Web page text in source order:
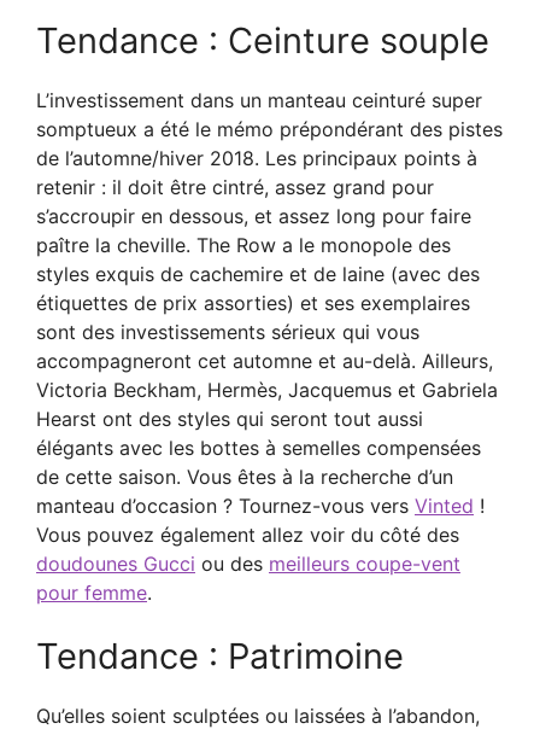
Tendance : Ceinture souple
L’investissement dans un manteau ceinturé super
somptueux a été le mémo prépondérant des pistes
de l’automne/hiver 2018. Les principaux points à
retenir : il doit être cintré, assez grand pour
s’accroupir en dessous, et assez long pour faire
paître la cheville. The Row a le monopole des
styles exquis de cachemire et de laine (avec des
étiquettes de prix assorties) et ses exemplaires
sont des investissements sérieux qui vous
accompagneront cet automne et au-delà. Ailleurs,
Victoria Beckham, Hermès, Jacquemus et Gabriela
Hearst ont des styles qui seront tout aussi
élégants avec les bottes à semelles compensées
de cette saison. Vous êtes à la recherche d’un
manteau d’occasion ? Tournez-vous vers Vinted !
Vous pouvez également allez voir du côté des
doudounes Gucci ou des meilleurs coupe-vent
pour femme.
Tendance : Patrimoine
Qu’elles soient sculptées ou laissées à l’abandon,